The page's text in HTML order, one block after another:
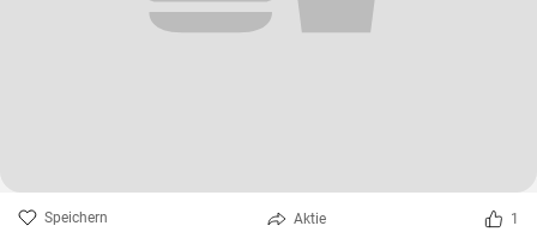
Speichern Aktie 1